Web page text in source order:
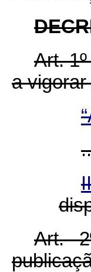
Art.
a
Art.